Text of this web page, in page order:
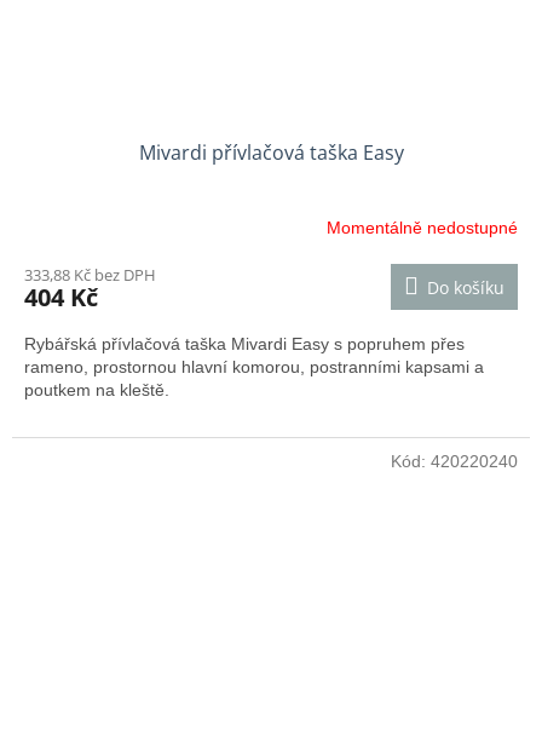
Mivardi přívlačová taška Easy
Momentálně nedostupné
333,88 Kč bez DPH
404 Kč Do košíku
Rybářská přívlačová taška Mivardi Easy s popruhem přes
rameno, prostornou hlavní komorou, postranními kapsami a
poutkem na kleště.
Kód: 420220240